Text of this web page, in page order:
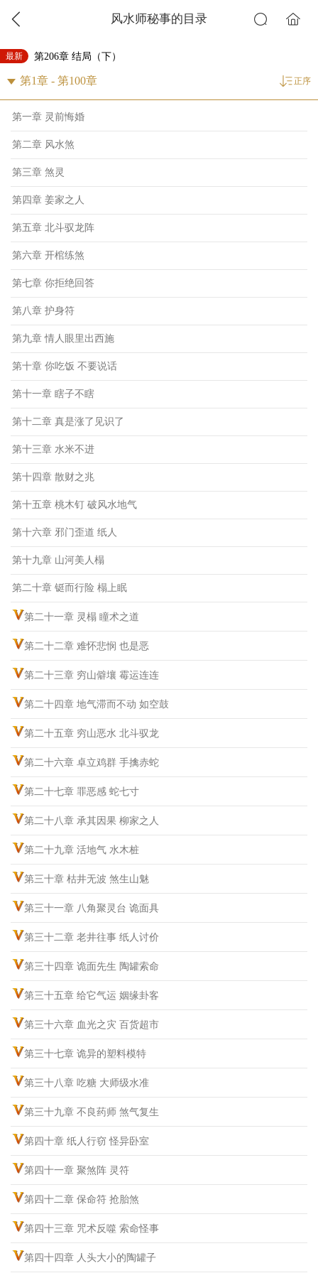
风水师秘事的目录
最新 第206章 结局（下）
正序
第一章 灵前悔婚
第二章 风水煞
第三章 煞灵
第四章 姜家之人
第五章 北斗驭龙阵
第六章 开棺练煞
第七章 你拒绝回答
第八章 护身符
第九章 情人眼里出西施
第十章 你吃饭 不要说话
第十一章 瞎子不瞎
第十二章 真是涨了见识了
第十三章 水米不进
第十四章 散财之兆
第十五章 桃木钉 破风水地气
第十六章 邪门歪道 纸人
第十九章 山河美人榻
第二十章 铤而行险 榻上眠
第二十一章 灵榻 瞳术之道
第二十二章 难怀悲悯 也是恶
第二十三章 穷山僻壤 霉运连连
第二十四章 地气滞而不动 如空鼓
第二十五章 穷山恶水 北斗驭龙
第二十六章 卓立鸡群 手擒赤蛇
第二十七章 罪恶感 蛇七寸
第二十八章 承其因果 柳家之人
第二十九章 活地气 水木桩
第三十章 枯井无波 煞生山魅
第三十一章 八角聚灵台 诡面具
第三十二章 老井往事 纸人讨价
第三十四章 诡面先生 陶罐索命
第三十五章 给它气运 姻缘卦客
第三十六章 血光之灾 百货超市
第三十七章 诡异的塑料模特
第三十八章 吃糖 大师级水准
第三十九章 不良药师 煞气复生
第四十章 纸人行窃 怪异卧室
第四十一章 聚煞阵 灵符
第四十二章 保命符 抢胎煞
第四十三章 咒术反噬 索命怪事
第四十四章 人头大小的陶罐子